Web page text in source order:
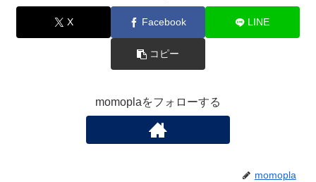
X Facebook LINE
コピー
momoplaをフォローする
momopla